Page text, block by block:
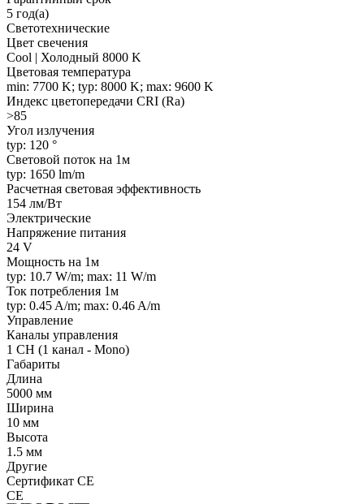
5 год(а)
Светотехнические
Цвет свечения
Cool | Холодный 8000 K
Цветовая температура
min: 7700 K; typ: 8000 K; max: 9600 K
Индекс цветопередачи CRI (Ra)
>85
Угол излучения
typ: 120 °
Световой поток на 1м
typ: 1650 lm/m
Расчетная световая эффективность
154 лм/Вт
Электрические
Напряжение питания
24 V
Мощность на 1м
typ: 10.7 W/m; max: 11 W/m
Ток потребления 1м
typ: 0.45 A/m; max: 0.46 A/m
Управление
Каналы управления
1 CH (1 канал - Mono)
Габариты
Длина
5000 мм
Ширина
10 мм
Высота
1.5 мм
Другие
Сертификат CE
CE